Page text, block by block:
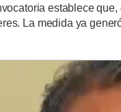
establece
La medida ya